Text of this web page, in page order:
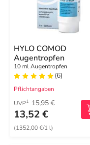
HYLO COMOD
Augentropfen
10 ml Augentropfen
(6)
Pflichtangaben
UVP1 15,95 €
13,52 €
(1352,00 €/1 l)